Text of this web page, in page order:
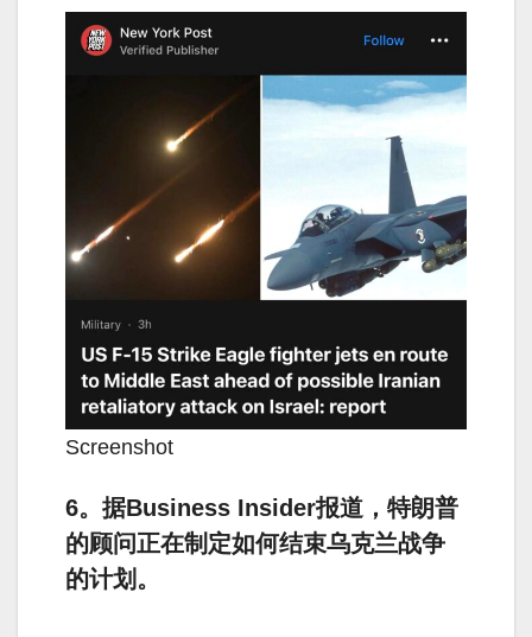
Screenshot
6。据Business Insider报道，特朗普
的顾问正在制定如何结束乌克兰战争
的计划。